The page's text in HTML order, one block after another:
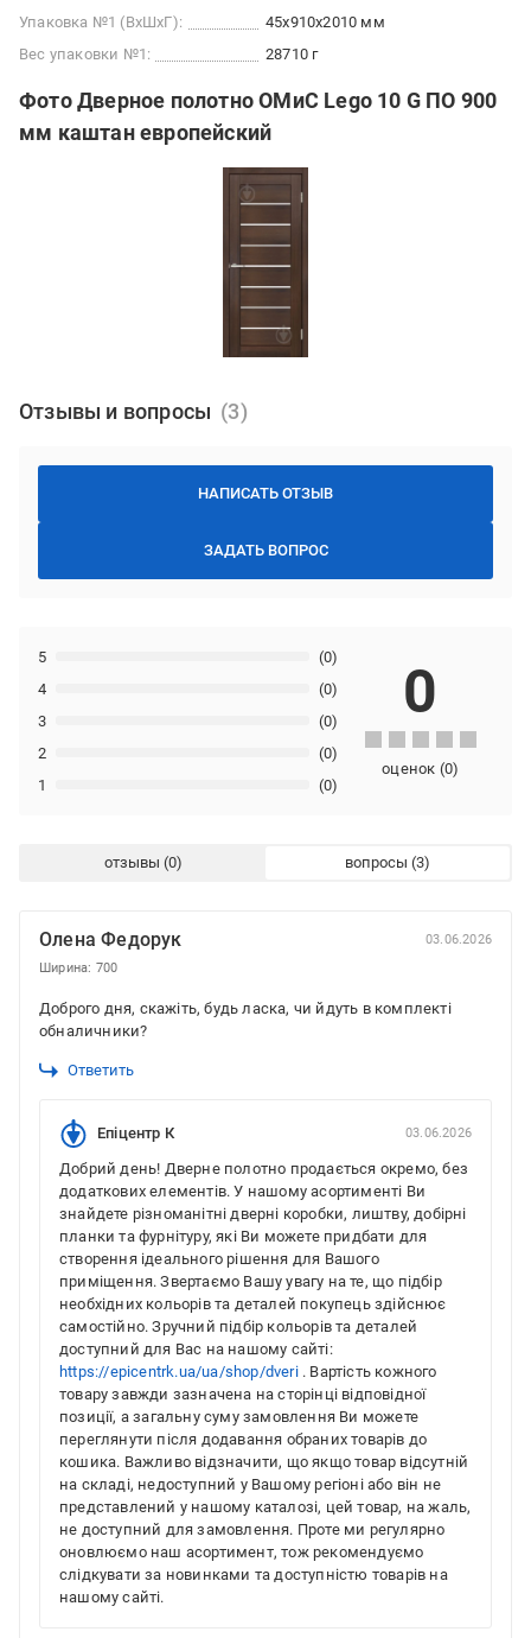
Упаковка №1 (ВхШхГ):
45x910x2010 мм
Вес упаковки №1:
28710 г
Фото Дверное полотно ОМиС Lego 10 G ПО 900
мм каштан европейский
Отзывы и вопросы
НАПИСАТЬ ОТЗЫВ
ЗАДАТЬ ВОПРОС
1 (0)
2 (0)
3 (0)
4 (0)
5 (0)
0
оценок (0)
отзывы вопросы
Олена Федорук
03.06.2026
Ширина: 700
Доброго дня, скажіть, будь ласка, чи йдуть в комплекті
обналичники?
Ответить
Епіцентр К 03.06.2026
Добрий день! Дверне полотно продається окремо, без
додаткових елементів. У нашому асортименті Ви
знайдете різноманітні дверні коробки, лиштву, добірні
планки та фурнітуру, які Ви можете придбати для
створення ідеального рішення для Вашого
приміщення. Звертаємо Вашу увагу на те, що підбір
необхідних кольорів та деталей покупець здійснює
самостійно. Зручний підбір кольорів та деталей
доступний для Вас на нашому сайті:
https://epicentrk.ua/ua/shop/dveri. Вартість кожного
товару завжди зазначена на сторінці відповідної
позиції, а загальну суму замовлення Ви можете
переглянути після додавання обраних товарів до
кошика. Важливо відзначити, що якщо товар відсутній
на складі, недоступний у Вашому регіоні або він не
представлений у нашому каталозі, цей товар, на жаль,
не доступний для замовлення. Проте ми регулярно
оновлюємо наш асортимент, тож рекомендуємо
слідкувати за новинками та доступністю товарів на
нашому сайті.